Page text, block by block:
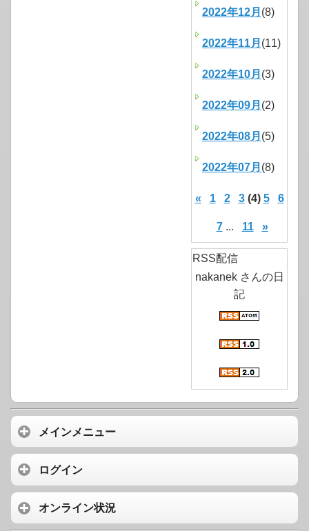
2022年12月 (8)
2022年11月 (11)
2022年10月 (3)
2022年09月 (2)
2022年08月 (5)
2022年07月 (8)
« 1 2 3 (4) 5 6
7... 11 »
RSS配信
nakanek さんの日
記
メインメニュー
ログイン
オンライン状況